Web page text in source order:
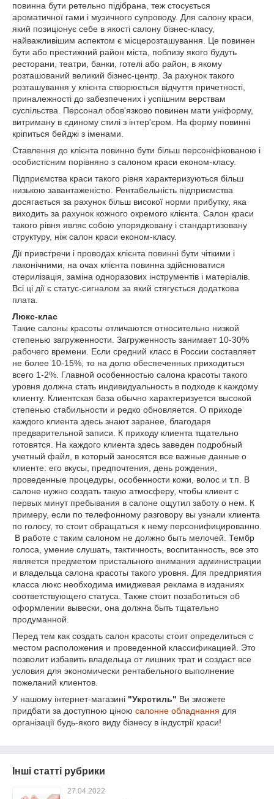
повинна бути ретельно підібрана, теж стосується
ароматичної гами і музичного супроводу. Для салону краси,
який позиціонує себе в якості салону бізнес-класу,
найважливішим аспектом є місцерозташування. Це повинен
бути або престижний район міста, поблизу якого будуть
ресторани, театри, банки, готелі або район, в якому
розташований великий бізнес-центр. За рахунок такого
розташування у клієнта створюється відчуття причетності,
приналежності до забезпечених і успішним верствам
суспільства. Персонал обов'язково повинен мати уніформу,
витриману в єдиному стилі з інтер'єром. На форму повинні
кріпиться бейджі з іменами.
Ставлення до клієнта повинно бути більш персоніфікованою і
особистісним порівняно з салоном краси економ-класу.
Підприємства краси такого рівня характеризуються більш
низькою завантаженістю. Рентабельність підприємства
досягається за рахунок більш високої норми прибутку, яка
виходить за рахунок кожного окремого клієнта. Салон краси
такого рівня являє собою упорядковану і стандартизовану
структуру, ніж салон краси економ-класу.
Дії привстречи і проводах клієнта повинні бути чіткими і
лаконічними, на очах клієнта повинна здійснюватися
стерилізація, заміна одноразових інструментів і матеріалів.
Всі ці дії є статус-сигналом за який стягується додаткова
плата.
Люкс-клас
Такие салоны красоты отличаются относительно низкой
степенью загруженности. Загруженность занимает 10-30%
рабочего времени. Если средний класс в России составляет
не более 10-15%, то на долю обеспеченных приходиться
всего 1-2%. Главной особенностью салона красоты такого
уровня должна стать индивидуальность в подходе к каждому
клиенту. Клиентская база обычно характеризуется высокой
степенью стабильности и редко обновляется. О приходе
каждого клиента здесь знают заранее, благодаря
предварительной записи. К приходу клиента тщательно
готовятся. На каждого клиента здесь заведен подробный
учетный файл, в который заносятся все важные данные о
клиенте: его вкусы, предпочтения, день рождения,
проведенные процедуры, особенности кожи, волос и т.п. В
салоне нужно создать такую атмосферу, чтобы клиент с
первых минут пребывания в салоне ощутил заботу о нем. К
примеру, если по телефонному разговору вы узнали клиента
по голосу, то стоит обращаться к нему персонифицированно.
В работе с таким салоном не должно быть мелочей. Тембр
голоса, умение слушать, тактичность, воспитанность, все это
является предметом пристального внимания администрации
и владельца салона красоты такого уровня. Для предприятия
класса люкс необходима имиджевая реклама в изданиях
соответствующего статуса. Также стоит позаботиться об
оформлении вывески, она должна быть тщательно
продуманной.
Перед тем как создать салон красоты стоит определиться с
местом расположения и проведенной классификацией. Это
позволит избавить владельца от лишних трат и создаст все
условия для экономически рентабельного выполнение
пожеланий клиентов.
У нашому інтернет-магазині "Укрстиль" Ви зможете
придбати за доступною ціною салонне обладнання для
організації будь-якого виду бізнесу в індустрії краси!
Інші статті рубрики
27.04.2022